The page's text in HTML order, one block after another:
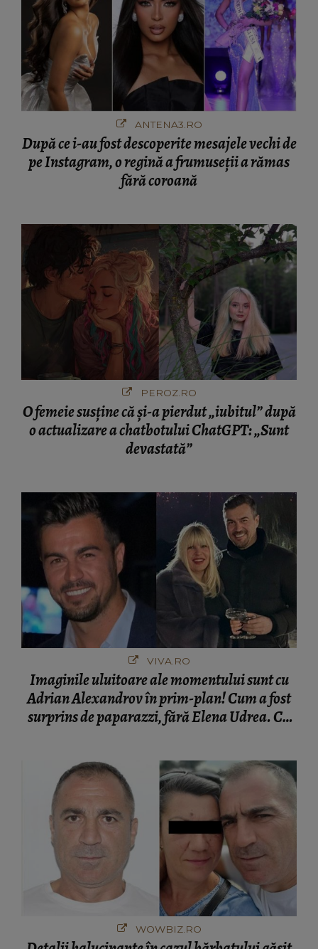
ANTENA3.RO
După ce i-au fost descoperite mesajele vechi de
pe Instagram, o regină a frumuseții a rămas
fără coroană
PEROZ.RO
O femeie susține că și-a pierdut „iubitul” după
o actualizare a chatbotului ChatGPT: „Sunt
devastată”
VIVA.RO
Imaginile uluitoare ale momentului sunt cu
Adrian Alexandrov în prim-plan! Cum a fost
surprins de paparazzi, fără Elena Udrea. Cu
WOWBIZ.RO